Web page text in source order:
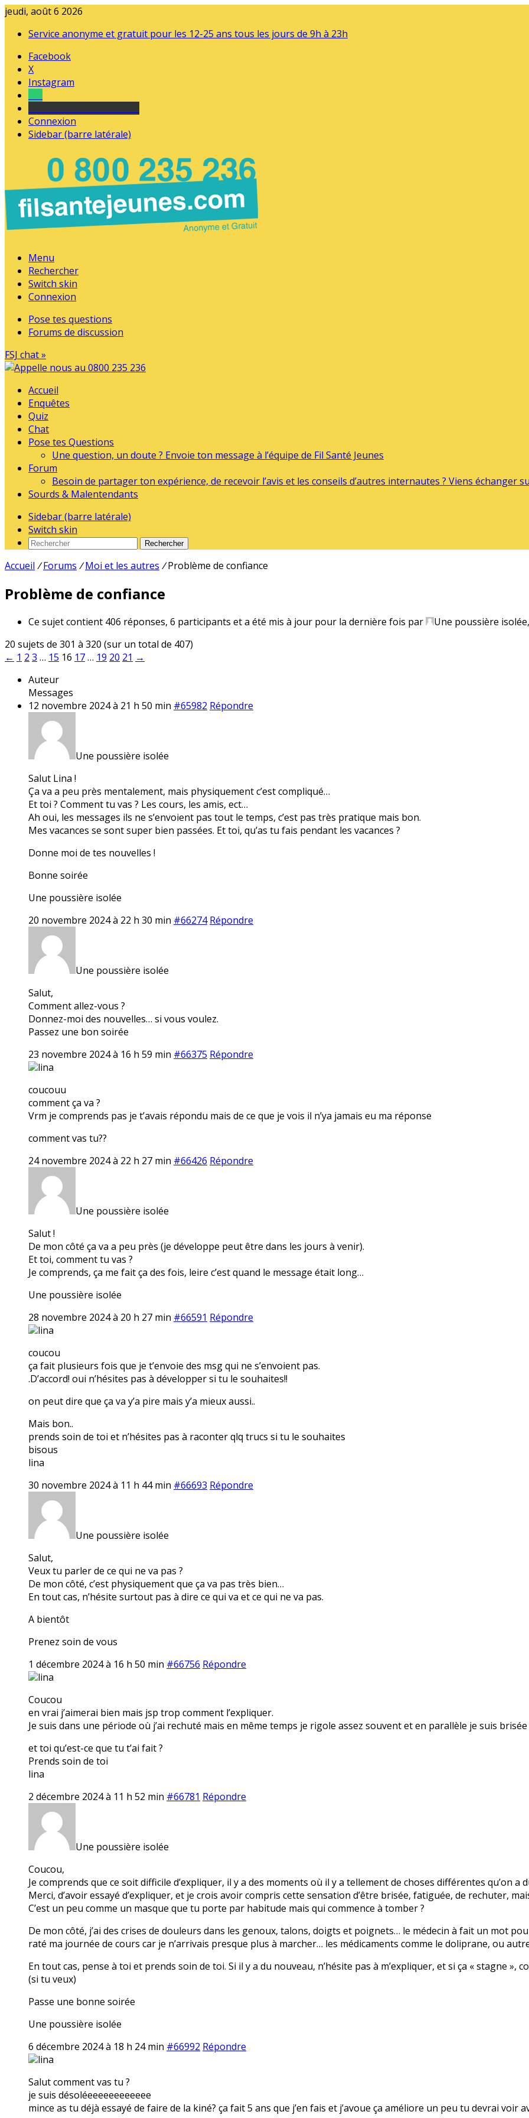
jeudi, août 6 2026
Service anonyme et gratuit pour les 12-25 ans tous les jours de 9h à 23h
Facebook
X
Instagram
Connexion
Sidebar (barre latérale)
Menu
Rechercher
Switch skin
Connexion
Pose tes questions
Forums de discussion
FSJ chat »
Accueil
Enquêtes
Quiz
Chat
Pose tes Questions
Une question, un doute ? Envoie ton message à l’équipe de Fil Santé Jeunes
Forum
Besoin de partager ton expérience, de recevoir l’avis et les conseils d’autres internautes ? Viens échanger
Sourds & Malentendants
Sidebar (barre latérale)
Switch skin
Rechercher
Accueil / Forums / Moi et les autres / Problème de confiance
Problème de confiance
Ce sujet contient 406 réponses, 6 participants et a été mis à jour pour la dernière fois par Une poussière isolée
20 sujets de 301 à 320 (sur un total de 407)
← 1 2 3 … 15 16 17… 19 20 21 →
Auteur
Messages
12 novembre 2024 à 21 h 50 min #65982 Répondre
Une poussière isolée
Salut Lina !
Ça va a peu près mentalement, mais physiquement c’est compliqué…
Et toi ? Comment tu vas ? Les cours, les amis, ect…
Ah oui, les messages ils ne s’envoient pas tout le temps, c’est pas très pratique mais bon.
Mes vacances se sont super bien passées. Et toi, qu’as tu fais pendant les vacances ?
Donne moi de tes nouvelles !
Bonne soirée
Une poussière isolée
20 novembre 2024 à 22 h 30 min #66274 Répondre
Une poussière isolée
Salut,
Comment allez-vous ?
Donnez-moi des nouvelles… si vous voulez.
Passez une bon soirée
23 novembre 2024 à 16 h 59 min #66375 Répondre
lina
coucouu
comment ça va ?
Vrm je comprends pas je t’avais répondu mais de ce que je vois il n’ya jamais eu ma réponse
comment vas tu??
24 novembre 2024 à 22 h 27 min #66426 Répondre
Une poussière isolée
Salut !
De mon côté ça va a peu près (je développe peut être dans les jours à venir).
Et toi, comment tu vas ?
Je comprends, ça me fait ça des fois, leire c’est quand le message était long…
Une poussière isolée
28 novembre 2024 à 20 h 27 min #66591 Répondre
lina
coucou
ça fait plusieurs fois que je t’envoie des msg qui ne s’envoient pas.
.D’accord! oui n’hésites pas à développer si tu le souhaites!!
on peut dire que ça va y’a pire mais y’a mieux aussi..
Mais bon..
prends soin de toi et n’hésites pas à raconter qlq trucs si tu le souhaites
bisous
lina
30 novembre 2024 à 11 h 44 min #66693 Répondre
Une poussière isolée
Salut,
Veux tu parler de ce qui ne va pas ?
De mon côté, c’est physiquement que ça va pas très bien…
En tout cas, n’hésite surtout pas à dire ce qui va et ce qui ne va pas.
A bientôt
Prenez soin de vous
1 décembre 2024 à 16 h 50 min #66756 Répondre
lina
Coucou
en vrai j’aimerai bien mais jsp trop comment l’expliquer.
Je suis dans une période où j’ai rechuté mais en même temps je rigole assez souvent et en parallèle je suis
et toi qu’est-ce que tu t’ai fait ?
Prends soin de toi
lina
2 décembre 2024 à 11 h 52 min #66781 Répondre
Une poussière isolée
Coucou,
Je comprends que ce soit difficile d’expliquer, il y a des moments où il y a tellement de choses différentes qu’on a
Merci, d’avoir essayé d’expliquer, et je crois avoir compris cette sensation d’être brisée, fatiguée, de rechuter,
C’est un peu comme un masque que tu porte par habitude mais qui commence à tomber ?
De mon côté, j’ai des crises de douleurs dans les genoux, talons, doigts et poignets… le médecin à fait un mot
raté ma journée de cours car je n’arrivais presque plus à marcher… les médicaments comme le doliprane, ou
En tout cas, pense à toi et prends soin de toi. Si il y a du nouveau, n’hésite pas à m’expliquer, et si ça « stagne »,
(si tu veux)
Passe une bonne soirée
Une poussière isolée
6 décembre 2024 à 18 h 24 min #66992 Répondre
lina
Salut comment vas tu ?
je suis désoléeeeeeeeeeeee
mince as tu déjà essayé de faire de la kiné? ça fait 5 ans que j’en fais et j’avoue ça améliore un peu tu devrai voir